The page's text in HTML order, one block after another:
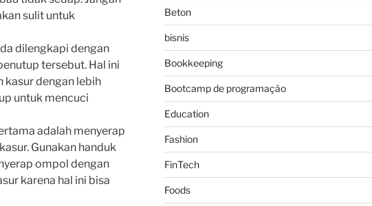
sulit untuk
dilengkapi dengan
tersebut. Hal ini
kasur dengan lebih
untuk mencuci
adalah menyerap
Gunakan handuk
ompol dengan
karena hal ini bisa
Beton
bisnis
Bookkeeping
Bootcamp de programação
Education
Fashion
FinTech
Foods